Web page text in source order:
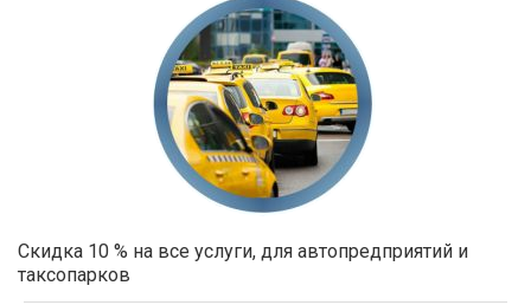
Скидка 10 % на все услуги, для автопредприятий и
таксопарков